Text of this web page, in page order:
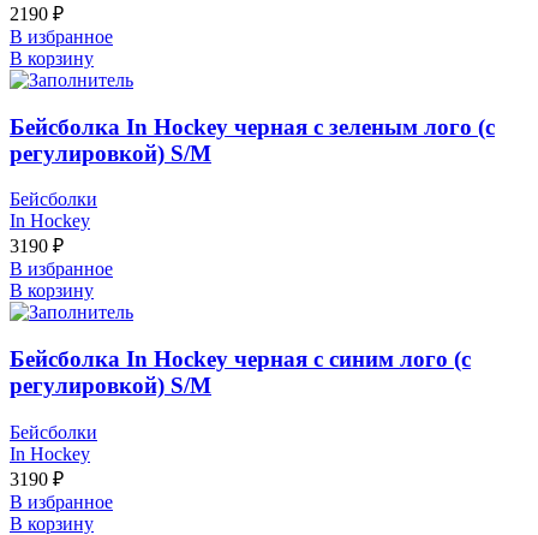
2190 ₽
В избранное
В корзину
Бейсболка In Hockey черная с зеленым лого (с
регулировкой) S/М
Бейсболки
In Hockey
3190 ₽
В избранное
В корзину
Бейсболка In Hockey черная с синим лого (с
регулировкой) S/М
Бейсболки
In Hockey
3190 ₽
В избранное
В корзину